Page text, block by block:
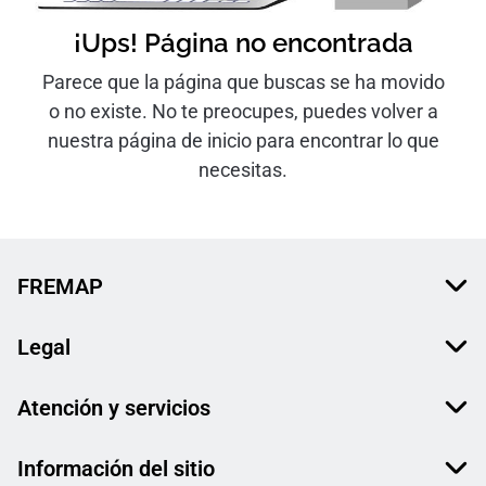
¡Ups! Página no encontrada
Parece que la página que buscas se ha movido
o no existe. No te preocupes, puedes volver a
nuestra página de inicio para encontrar lo que
necesitas.
FREMAP
Legal
Atención y servicios
Información del sitio